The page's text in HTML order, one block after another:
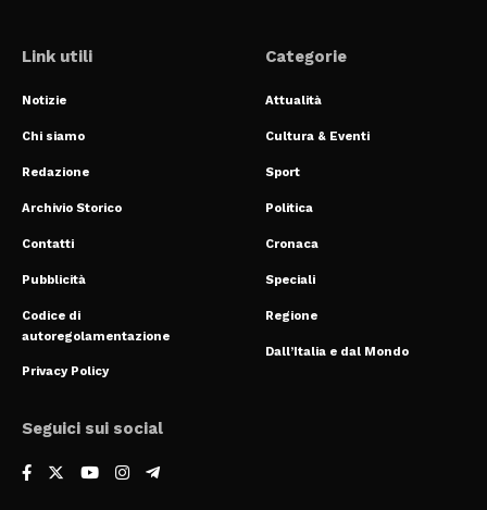
Link utili
Notizie
Chi siamo
Redazione
Archivio Storico
Contatti
Pubblicità
Codice di
autoregolamentazione
Privacy Policy
Categorie
Attualità
Cultura & Eventi
Sport
Politica
Cronaca
Speciali
Regione
Dall’Italia e dal Mondo
Seguici sui social